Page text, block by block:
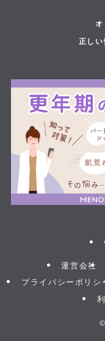
正し
運営会社
プライバシーポリシ
©